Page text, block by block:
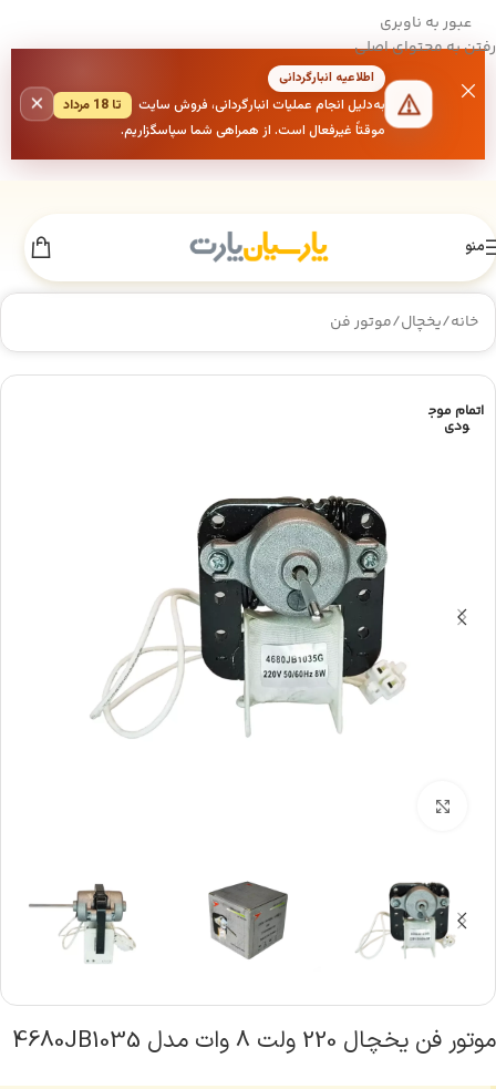
عبور به ناوبری
رفتن به محتوای اصلی
اطلاعیه انبارگردانی
به‌دلیل انجام عملیات انبارگردانی، فروش سایت
تا 18 مرداد
موقتاً غیرفعال است. از همراهی شما سپاسگزاریم.
×
منو
خانه/یخچال/موتور فن
اتمام موج
ودی
موتور فن يخچال 220 ولت 8 وات مدل 4680JB1035